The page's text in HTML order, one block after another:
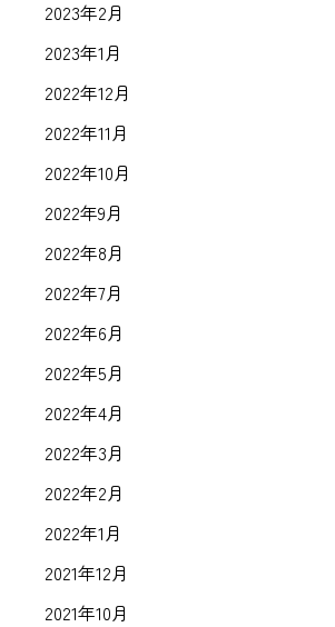
2023年2月
2023年1月
2022年12月
2022年11月
2022年10月
2022年9月
2022年8月
2022年7月
2022年6月
2022年5月
2022年4月
2022年3月
2022年2月
2022年1月
2021年12月
2021年10月